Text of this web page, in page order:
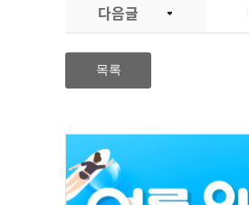
다음글
목록